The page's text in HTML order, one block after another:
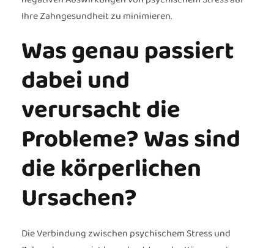
Ihre Zahngesundheit zu minimieren.
Was genau passiert
dabei und
verursacht die
Probleme? Was sind
die körperlichen
Ursachen?
Die Verbindung zwischen psychischem Stress und